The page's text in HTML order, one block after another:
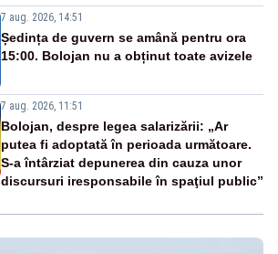
7 aug. 2026, 14:51
Ședința de guvern se amână pentru ora
15:00. Bolojan nu a obținut toate avizele
7 aug. 2026, 11:51
Bolojan, despre legea salarizării: „Ar
putea fi adoptată în perioada următoare.
S-a întârziat depunerea din cauza unor
discursuri iresponsabile în spaţiul public”